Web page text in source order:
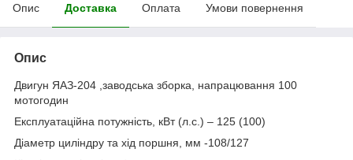
Опис Доставка Оплата Умови повернення
Опис
Двигун ЯАЗ-204 ,заводська зборка, напрацювання 100
мотогодин
Експлуатаційна потужність, кВт (л.с.) – 125 (100)
Діаметр циліндру та хід поршня, мм -108/127